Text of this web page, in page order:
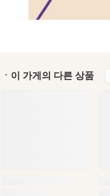
ㆍ이 가게의 다른 상품